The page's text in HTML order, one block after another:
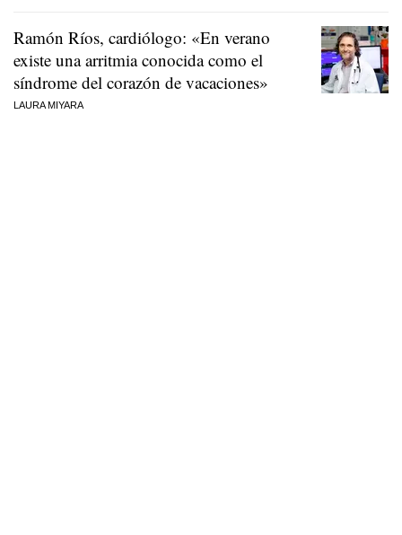
Ramón Ríos, cardiólogo: «En verano
existe una arritmia conocida como el
síndrome del corazón de vacaciones»
LAURA MIYARA